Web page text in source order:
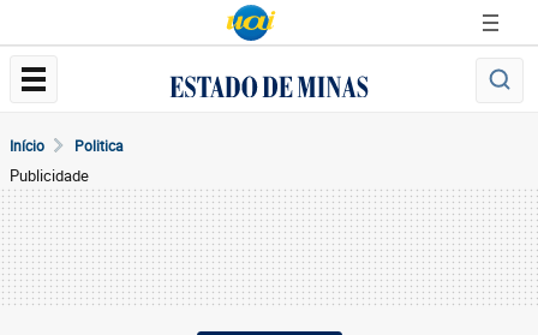
Início Politica
Publicidade